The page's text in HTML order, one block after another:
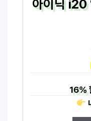
아이닉 i20
16%